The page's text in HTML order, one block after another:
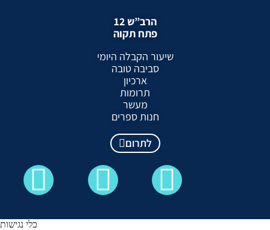
הרב”ש 12
פתח תקוה
שיעור הקבלה היומי
סביבה טובה
ארכיון
תרומות
מעשר
חנות ספרים
לתרום
כלי נגישות